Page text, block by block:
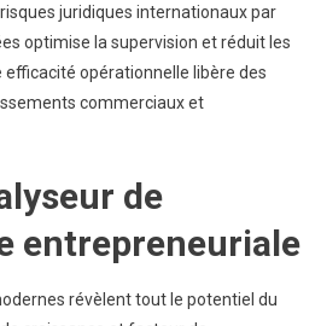
juridiques internationaux par
optimise la supervision et réduit les
opérationnelle libère des
commerciaux et
de
entrepreneuriale
révèlent tout le potentiel du